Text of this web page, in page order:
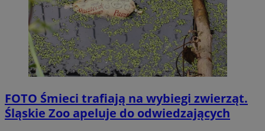
FOTO Śmieci trafiają na wybiegi zwierząt.
Śląskie Zoo apeluje do odwiedzających